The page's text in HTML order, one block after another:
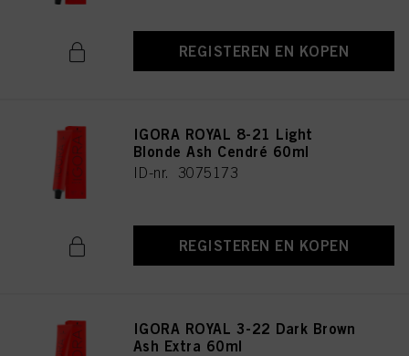
REGISTEREN EN KOPEN
IGORA ROYAL 8-21 Light
Blonde Ash Cendré 60ml
ID-nr. 3075173
REGISTEREN EN KOPEN
IGORA ROYAL 3-22 Dark Brown
Ash Extra 60ml